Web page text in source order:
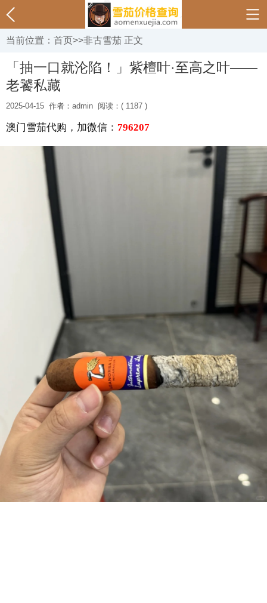
当前位置： 首页>>非古雪茄 正文
「抽一口就沦陷！」紫檀叶·至高之叶——
老饕私藏
2025-04-15 作者：admin 阅读：( 1187 )
澳门雪茄代购，加微信： 796207